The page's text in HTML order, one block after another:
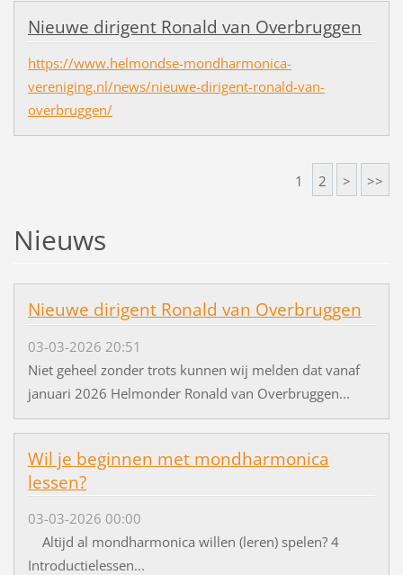
Nieuwe dirigent Ronald van Overbruggen
https://www.helmondse-mondharmonica-
vereniging.nl/news/nieuwe-dirigent-ronald-van-
overbruggen/
1 2 > >>
Nieuws
Nieuwe dirigent Ronald van Overbruggen
03-03-2026 20:51
Niet geheel zonder trots kunnen wij melden dat vanaf
januari 2026 Helmonder Ronald van Overbruggen...
Wil je beginnen met mondharmonica
lessen?
03-03-2026 00:00
Altijd al mondharmonica willen (leren) spelen? 4
Introductielessen...